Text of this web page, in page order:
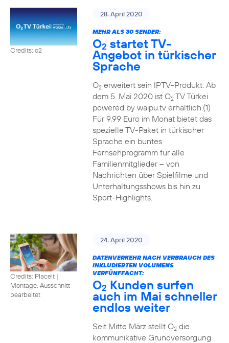
Credits: o2
28. April 2020
MEHR ALS 30 SENDER:
O2 startet TV-
Angebot in türkischer
Sprache
O2erweitert sein IPTV-Produkt: Ab
dem 5. Mai 2020 ist O2TV Türkei
powered by waipu.tv erhältlich.(1)
Für 9,99 Euro im Monat bietet das
spezielle TV-Paket in türkischer
Sprache ein buntes
Fernsehprogramm für alle
Familienmitglieder – von
Nachrichten über Spielfilme und
Unterhaltungsshows bis hin zu
Sport-Highlights.
Credits: Placeit |
Montage, Ausschnitt
bearbeitet
24. April 2020
DATENVERKEHR NACH VERBRAUCH DES
INKLUDIERTEN VOLUMENS
VERFÜNFFACHT:
O2 Kunden surfen
auch im Mai schneller
endlos weiter
Seit Mitte März stellt O2die
kommunikative Grundversorgung